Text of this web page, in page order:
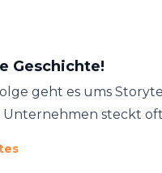
Geschichte!
geht es ums
steckt oft